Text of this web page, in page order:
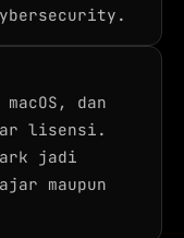
dan
lisensi.
jadi
maupun